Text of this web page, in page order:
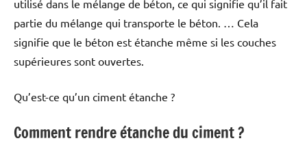
utilisé dans le mélange de béton, ce qui signifie qu’il fait
partie du mélange qui transporte le béton. … Cela
signifie que le béton est étanche même si les couches
supérieures sont ouvertes.
Qu’est-ce qu’un ciment étanche ?
Comment rendre étanche du ciment ?